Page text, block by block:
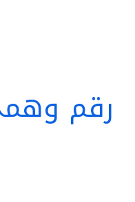
رقم